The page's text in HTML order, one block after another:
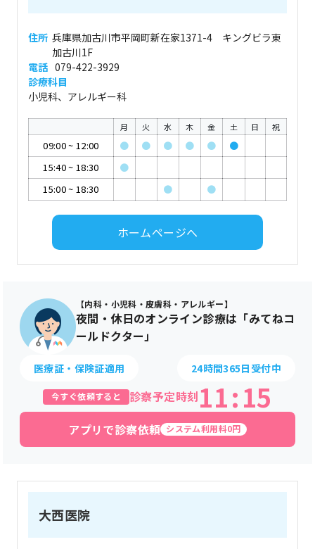
住所 兵庫県加古川市平岡町新在家1371-4 キングビラ東
加古川1F
電話 079-422-3929
診療科目
小児科、アレルギー科
月 火 水 木 金 土 日 祝
09:00~ 12:00 ● ● ● ● ●
●
15:40~ 18:30
●
15:00~ 18:30 ● ●
ホームページへ
【内科・小児科・皮膚科・アレルギー】
夜間・休日のオンライン診療は「みてねコ
ールドクター」
医療証・保険証適用 24時間365日受付中
今すぐ依頼すると 診察予定時刻11:15
アプリで診察依頼 システム利用料0円
大西医院